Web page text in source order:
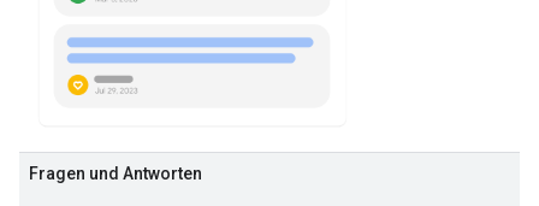
Fragen und Antworten